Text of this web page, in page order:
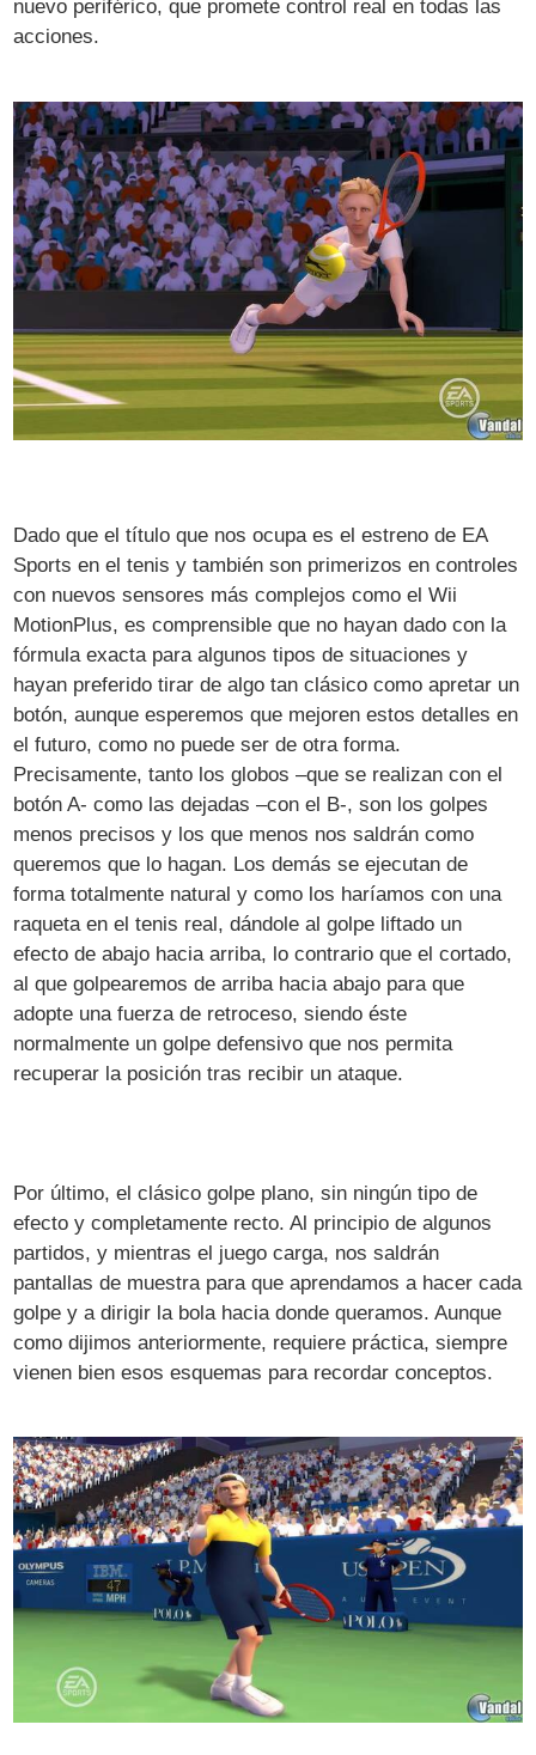
nuevo periférico, que promete control real en todas las
acciones.
Dado que el título que nos ocupa es el estreno de EA
Sports en el tenis y también son primerizos en controles
con nuevos sensores más complejos como el Wii
MotionPlus, es comprensible que no hayan dado con la
fórmula exacta para algunos tipos de situaciones y
hayan preferido tirar de algo tan clásico como apretar un
botón, aunque esperemos que mejoren estos detalles en
el futuro, como no puede ser de otra forma.
Precisamente, tanto los globos –que se realizan con el
botón A- como las dejadas –con el B-, son los golpes
menos precisos y los que menos nos saldrán como
queremos que lo hagan. Los demás se ejecutan de
forma totalmente natural y como los haríamos con una
raqueta en el tenis real, dándole al golpe liftado un
efecto de abajo hacia arriba, lo contrario que el cortado,
al que golpearemos de arriba hacia abajo para que
adopte una fuerza de retroceso, siendo éste
normalmente un golpe defensivo que nos permita
recuperar la posición tras recibir un ataque.
Por último, el clásico golpe plano, sin ningún tipo de
efecto y completamente recto. Al principio de algunos
partidos, y mientras el juego carga, nos saldrán
pantallas de muestra para que aprendamos a hacer cada
golpe y a dirigir la bola hacia donde queramos. Aunque
como dijimos anteriormente, requiere práctica, siempre
vienen bien esos esquemas para recordar conceptos.